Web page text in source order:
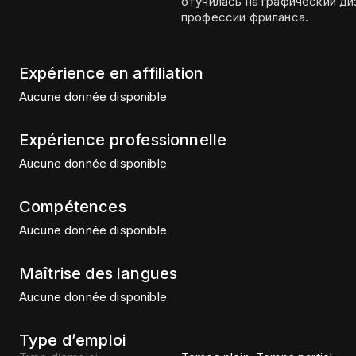
профессии фриланса.
Expérience en affiliation
Aucune donnée disponible
Expérience professionnelle
Aucune donnée disponible
Compétences
Aucune donnée disponible
Maîtrise des langues
Aucune donnée disponible
Type d’emploi